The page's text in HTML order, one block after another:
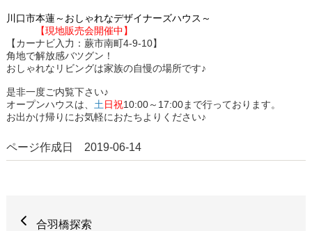
川口市本蓮～おしゃれなデザイナーズハウス～
【現地販売会開催中】
【カーナビ入力：蕨市南町4-9-10】
角地で解放感バツグン！
おしゃれなリビングは家族の自慢の場所です♪
是非一度ご内覧下さい♪
オープンハウスは、 土日祝10:00～17:00まで行っております。
お出かけ帰りにお気軽におたちよりください♪
ページ作成日 2019-06-14
合羽橋探索